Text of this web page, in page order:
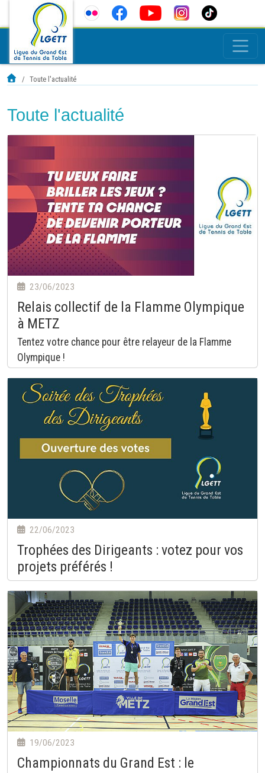
Toute l'actualité
Toute l'actualité
23/06/2023
Relais collectif de la Flamme Olympique
à METZ
Tentez votre chance pour être relayeur de la Flamme
Olympique !
22/06/2023
Trophées des Dirigeants : votez pour vos
projets préférés !
19/06/2023
Championnats du Grand Est : le